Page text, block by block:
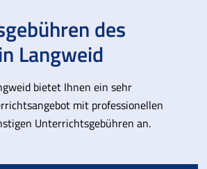
des
Langweid
bietet Ihnen ein sehr
mit professionellen
Unterrichtsgebühren an.